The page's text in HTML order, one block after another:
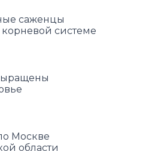
саженцы
корневой системе
Москве
области